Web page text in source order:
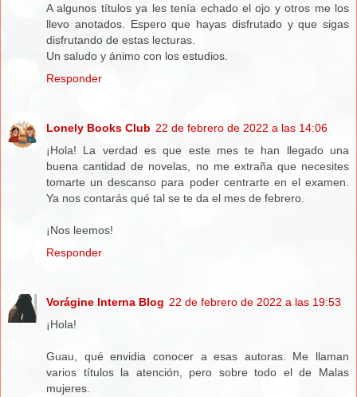
A algunos títulos ya les tenía echado el ojo y otros me los
llevo anotados. Espero que hayas disfrutado y que sigas
disfrutando de estas lecturas.
Un saludo y ánimo con los estudios.
Responder
Lonely Books Club 22 de febrero de 2022 a las 14:06
¡Hola! La verdad es que este mes te han llegado una
buena cantidad de novelas, no me extraña que necesites
tomarte un descanso para poder centrarte en el examen.
Ya nos contarás qué tal se te da el mes de febrero.
¡Nos leemos!
Responder
Vorágine Interna Blog 22 de febrero de 2022 a las 19:53
¡Hola!
Guau, qué envidia conocer a esas autoras. Me llaman
varios títulos la atención, pero sobre todo el de Malas
mujeres.